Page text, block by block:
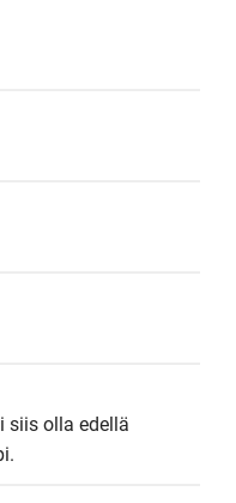
siis olla edellä